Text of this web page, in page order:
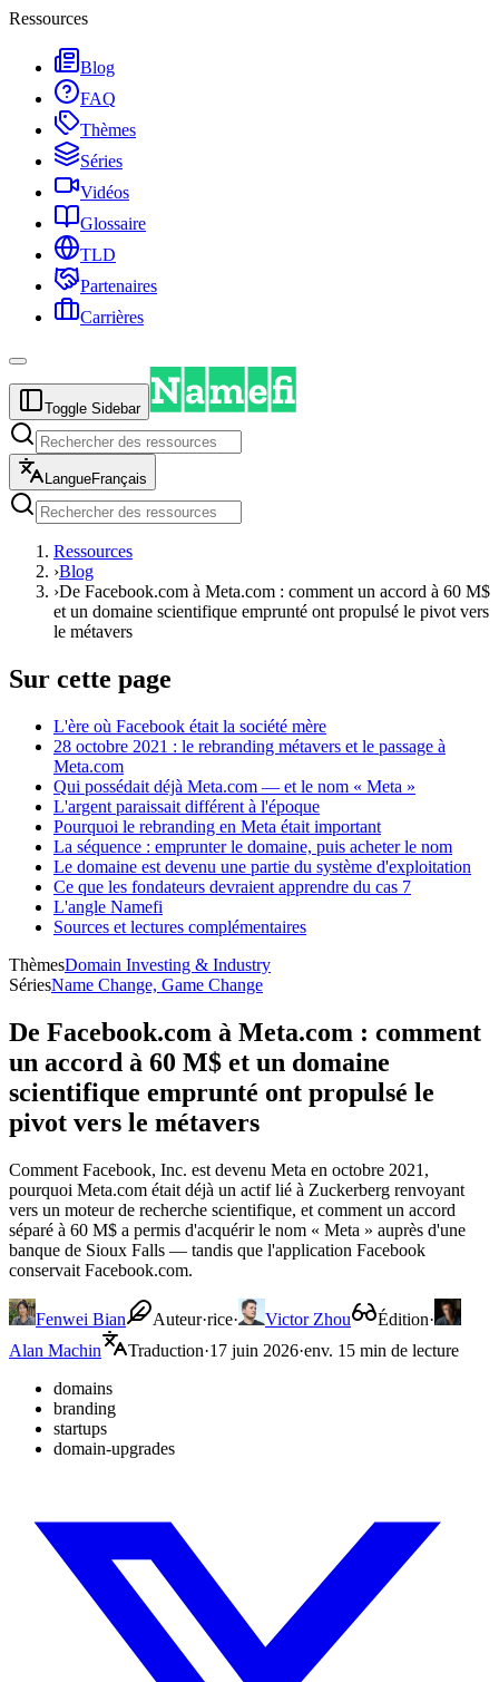
Ressources
Blog
FAQ
Thèmes
Séries
Vidéos
Glossaire
TLD
Partenaires
Carrières
Toggle Sidebar
LangueFrançais
Ressources
›Blog
›De Facebook.com à Meta.com : comment un accord à 60 M$
et un domaine scientifique emprunté ont propulsé le pivot vers
le métavers
Sur cette page
L'ère où Facebook était la société mère
28 octobre 2021 : le rebranding métavers et le passage à
Meta.com
Qui possédait déjà Meta.com — et le nom « Meta »
L'argent paraissait différent à l'époque
Pourquoi le rebranding en Meta était important
La séquence : emprunter le domaine, puis acheter le nom
Le domaine est devenu une partie du système d'exploitation
Ce que les fondateurs devraient apprendre du cas 7
L'angle Namefi
Sources et lectures complémentaires
ThèmesDomain Investing & Industry
SériesName Change, Game Change
De Facebook.com à Meta.com : comment
un accord à 60 M$ et un domaine
scientifique emprunté ont propulsé le
pivot vers le métavers
Comment Facebook, Inc. est devenu Meta en octobre 2021,
pourquoi Meta.com était déjà un actif lié à Zuckerberg renvoyant
vers un moteur de recherche scientifique, et comment un accord
séparé à 60 M$ a permis d'acquérir le nom « Meta » auprès d'une
banque de Sioux Falls — tandis que l'application Facebook
conservait Facebook.com.
Fenwei Bian Auteur·rice· Victor Zhou Édition·
Alan Machin
Traduction·17 juin 2026·env. 15 min de lecture
domains
branding
startups
domain-upgrades